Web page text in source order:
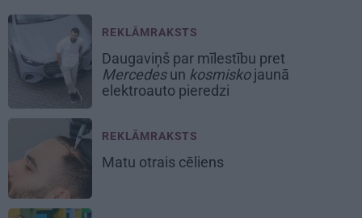
REKLĀMRAKSTS
Daugaviņš par mīlestību pret
Mercedesun kosmiskojaunā
elektroauto pieredzi
REKLĀMRAKSTS
Matu otrais cēliens